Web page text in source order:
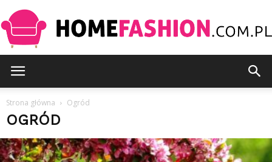
Strona główna Ogród
OGRÓD